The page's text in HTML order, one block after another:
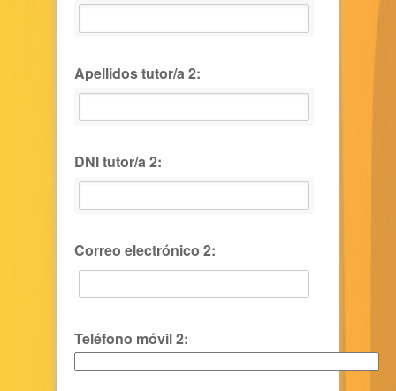
Apellidos tutor/a 2:
DNI tutor/a 2:
Correo electrónico 2:
Teléfono móvil 2: